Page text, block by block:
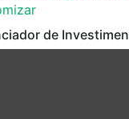
de